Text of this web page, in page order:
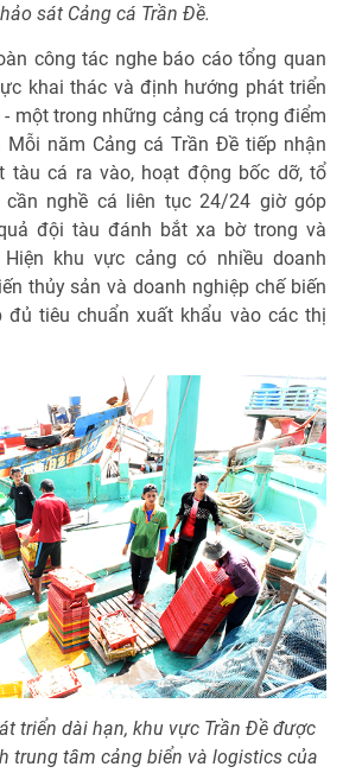
sát Cảng cá Trần Đề.
công tác nghe báo cáo tổng quan
khai thác và định hướng phát triển
một trong những cảng cá trọng điểm
Mỗi năm Cảng cá Trần Đề tiếp nhận
tàu cá ra vào, hoạt động bốc dỡ, tổ
nghề cá liên tục 24/24 giờ góp
đội tàu đánh bắt xa bờ trong và
khu vực cảng có nhiều doanh
thủy sản và doanh nghiệp chế biến
đủ tiêu chuẩn xuất khẩu vào các thị
triển dài hạn, khu vực Trần Đề được
trung tâm cảng biển và logistics của